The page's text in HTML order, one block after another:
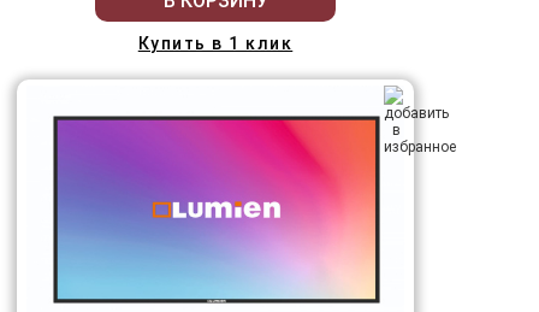
Купить в 1 клик